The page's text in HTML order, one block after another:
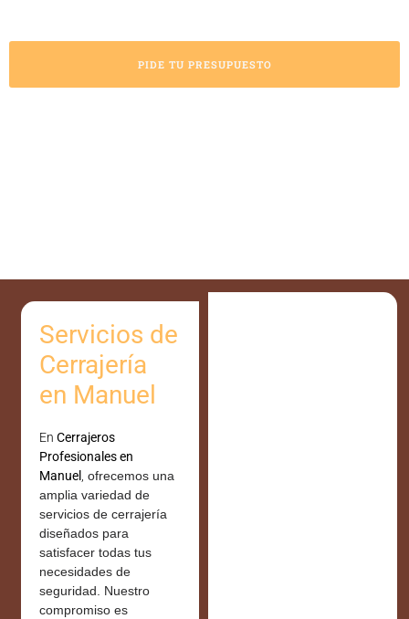
PIDE TU PRESUPUESTO
Servicios de
Cerrajería
en Manuel
EnCerrajeros
Profesionales en
Manuel ofrecemos una
amplia variedad de
servicios de cerrajería
diseñados para
satisfacer todas tus
necesidades de
seguridad. Nuestro
compromiso es